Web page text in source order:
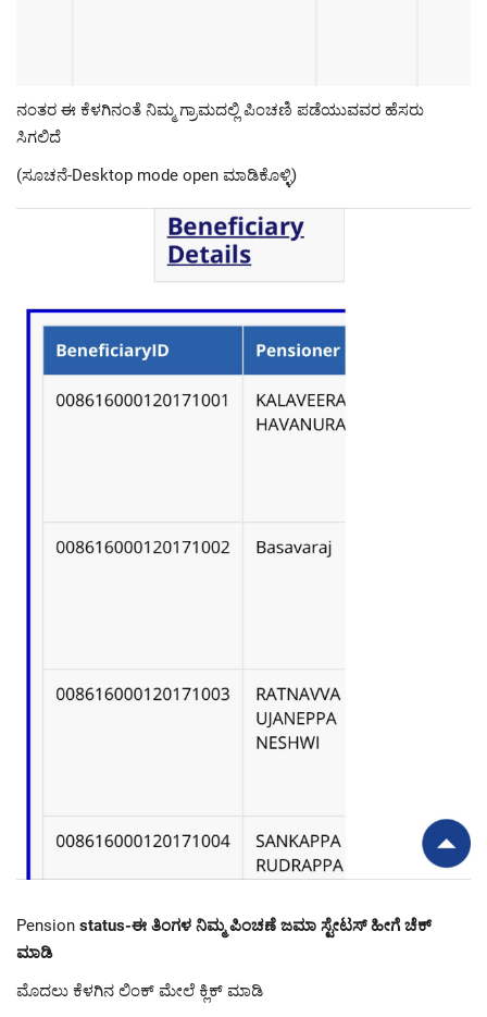
ನಂತರ ಈ ಕೆಳಗಿನಂತೆ ನಿಮ್ಮ ಗ್ರಾಮದಲ್ಲಿ ಪಿಂಚಣಿ ಪಡೆಯುವವರ ಹೆಸರು
ಸಿಗಲಿದೆ
(ಸೂಚನೆ-Desktop mode open ಮಾಡಿಕೊಳ್ಳಿ)
Pension status-ಈ ತಿಂಗಳ ನಿಮ್ಮ ಪಿಂಚಣೆ ಜಮಾ ಸ್ಟೇಟಸ್ ಹೀಗೆ ಚೆಕ್
ಮಾಡಿ
ಮೊದಲು ಕೆಳಗಿನ ಲಿಂಕ್ ಮೇಲೆ ಕ್ಲಿಕ್ ಮಾಡಿ